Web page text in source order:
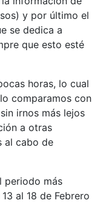
y por último el
se dedica a
que esto esté
horas, lo cual
comparamos con
irnos más lejos
a otras
al cabo de
periodo más
al 18 de Febrero